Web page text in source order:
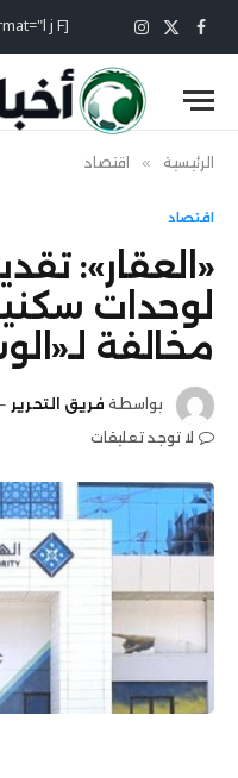
فيسبوك
X
(Twitter)
الانستغرام [current_date format="l j F"]
الرئيسية » اقتصاد
اقتصاد
«العقار»:
لوحدات
مخالفة
بواسطة فريق التحرير
لا توجد تعليقات